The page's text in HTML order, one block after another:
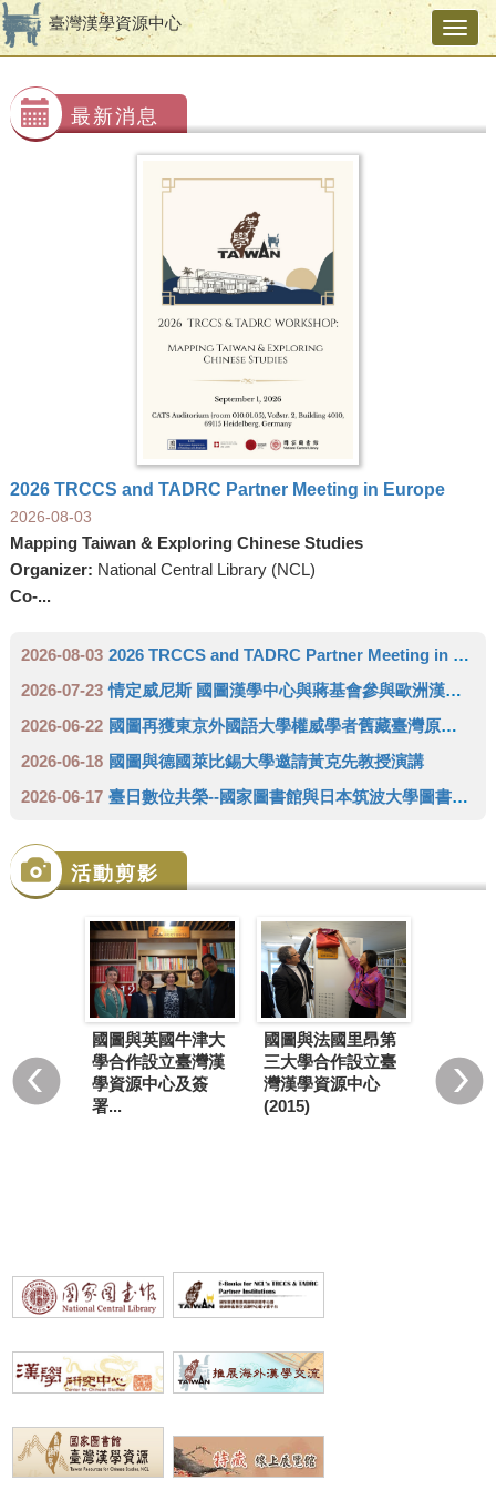
臺灣漢學資源中心
最新消息
2026 TRCCS and TADRC Partner Meeting in Europe
2026-08-03
Mapping Taiwan & Exploring Chinese Studies
Organizer: National Central Library (NCL)
Co-...
2026-08-03 2026 TRCCS and TADRC Partner Meeting in Europe
2026-07-23 情定威尼斯 國圖漢學中心與蔣基會參與歐洲漢學學會雙年會 推廣臺灣人文領域研究成果
2026-06-22 國圖再獲東京外國語大學權威學者舊藏臺灣原住民史料 達成徵集三代傳承日本學者完整拼圖
2026-06-18 國圖與德國萊比錫大學邀請黃克先教授演講
2026-06-17 臺日數位共榮--國家圖書館與日本筑波大學圖書館攜手成立「臺灣學術數位資源中心」(TADRC)
活動剪影
漢學
國圖與英國牛津大
學合作設立臺灣漢
學資源中心及簽
署...
國圖與法國里昂第
三大學合作設立臺
灣漢學資源中心
(2015)
源中心
大學成